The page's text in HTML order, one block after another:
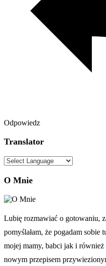
Odpowiedz
Translator
O Mnie
Lubię rozmawiać o gotowaniu,
pomyślałam, że pogadam
mojej mamy, babci jak i
nowym przepisem